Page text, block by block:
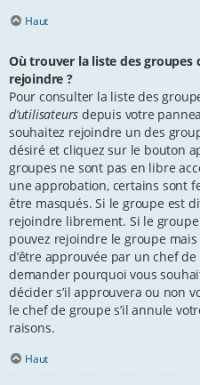
Haut
Où trouver la liste des groupes
rejoindre ?
Pour consulter la liste des
d’utilisateurs depuis votre
souhaitez rejoindre un des
désiré et cliquez sur le bouton
groupes ne sont pas en libre
une approbation, certains sont
être masqués. Si le groupe est
rejoindre librement. Si le
pouvez rejoindre le groupe
d’être approuvée par un chef
demander pourquoi vous
décider s’il approuvera ou non
le chef de groupe s’il annule
raisons.
Haut